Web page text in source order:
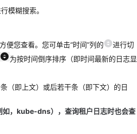
模糊搜索。
便您查看。您可单击“时间”列的
进行切
为按时间倒序排序（即时间最新的日志显
（即上文）或后若干条（即下文）的日
如，kube-dns），查询租户日志时也会查